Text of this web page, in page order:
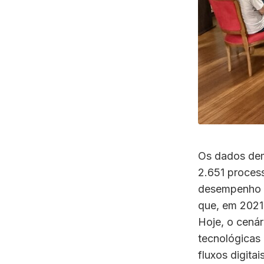
Os dados
2.651
que, em
Hoje, o
tecnológicas
fluxos